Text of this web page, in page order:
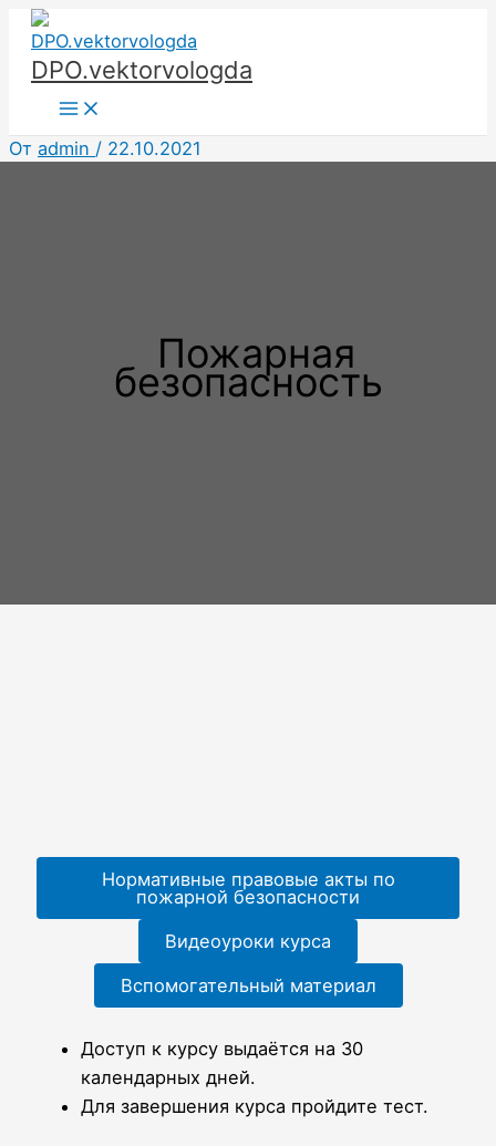
Перейти
содержимому
DPO.vektorvologda
Main
От admin / 22.10.2021
Пожарная
безопасность
Нормативные правовые акты по
пожарной безопасности
Видеоуроки курса
Вспомогательный материал
Доступ к курсу выдаётся на 30
календарных дней.
Для завершения курса пройдите тест.